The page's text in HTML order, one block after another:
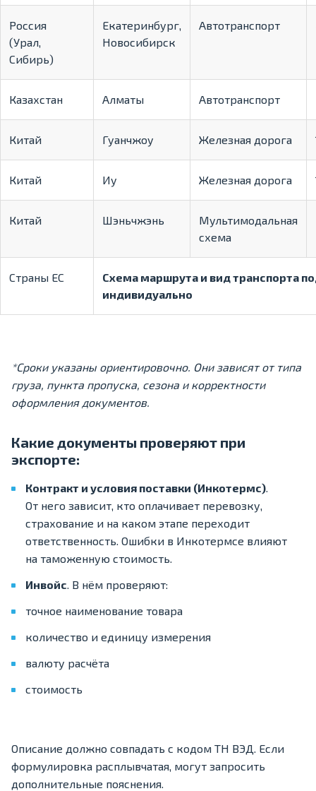
Россия
(Урал,
Сибирь)
Екатеринбург,
Новосибирск
Автотранспорт
Казахстан Алматы Автотранспорт
Китай Гуанчжоу Железная дорога
Китай Иу Железная дорога
Китай Шэньчжэнь
Мультимодальная
схема
Страны ЕС
Схема маршрута и вид транспорта
индивидуально
*Сроки указаны ориентировочно. Они зависят от типа
груза, пункта пропуска, сезона и корректности
оформления документов.
Какие документы проверяют при
экспорте:
Контракт и условия поставки (Инкотермс).
От него зависит, кто оплачивает перевозку,
страхование и на каком этапе переходит
ответственность. Ошибки в Инкотермсе влияют
на таможенную стоимость.
Инвойс. В нём проверяют:
точное наименование товара
количество и единицу измерения
валюту расчёта
стоимость
Описание должно совпадать с кодом ТН ВЭД. Если
формулировка расплывчатая, могут запросить
дополнительные пояснения.